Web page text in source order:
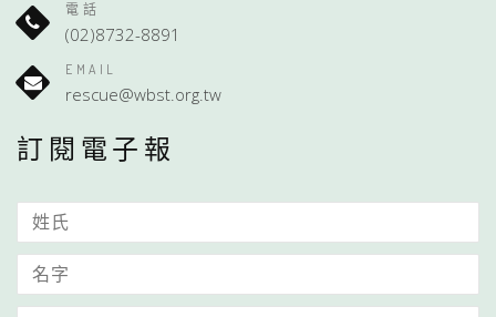
電話
(02)8732-8891
EMAIL
rescue@wbst.org.tw
訂閱電子報